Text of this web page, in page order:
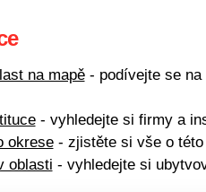
na mapě- podívejte se na
- vyhledejte si firmy a
okrese- zjistěte si vše o této
oblasti - vyhledejte si